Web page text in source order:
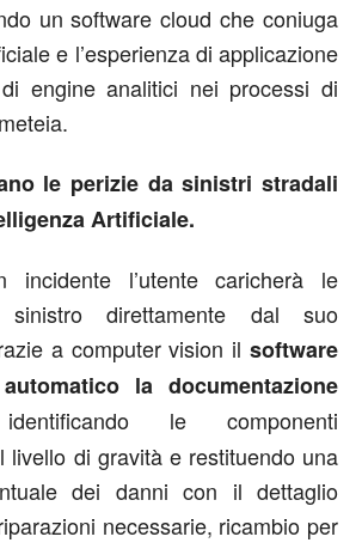
un software cloud che coniuga
e l’esperienza di applicazione
engine analitici nei processi di
le perizie da sinistri stradali
Artificiale.
l’utente caricherà le
direttamente dal suo
a computer vision il software
la documentazione
le componenti
livello di gravità e restituendo una
dei danni con il dettaglio
necessarie, ricambio per